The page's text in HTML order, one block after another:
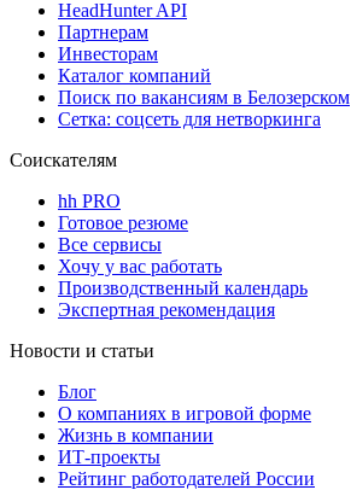
HeadHunter API
Партнерам
Инвесторам
Каталог компаний
Поиск по вакансиям в Белозерском
Сетка: соцсеть для нетворкинга
Соискателям
hh PRO
Готовое резюме
Все сервисы
Хочу у вас работать
Производственный календарь
Экспертная рекомендация
Новости и статьи
Блог
О компаниях в игровой форме
Жизнь в компании
ИТ-проекты
Рейтинг работодателей России